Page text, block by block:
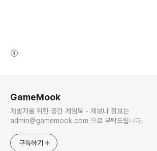
GameMook
개발자를 위한 공간 게임묵 - 제보나 정보는
admin@gamemook.com 으로 부탁드립니다.
구독하기